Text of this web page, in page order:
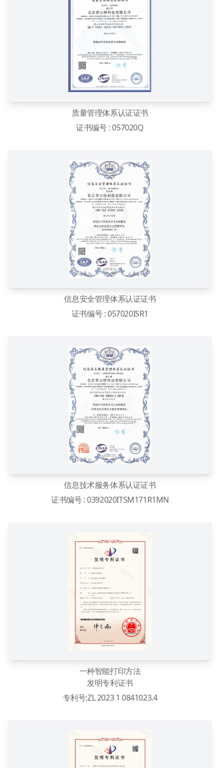
质量管理体系认证证书
证书编号 : 057020Q
信息安全管理体系认证证书
证书编号 : 057020ISR1
信息技术服务体系认证证书
证书编号 : 0392020ITSM171R1MN
一种智能打印方法
发明专利证书
专利号:ZL 2023 1 0841023.4